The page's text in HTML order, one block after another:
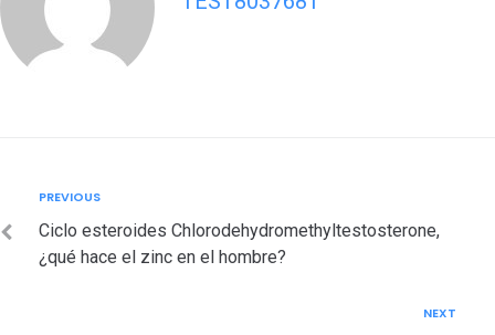
navigation
Previous
PREVIOUS
Ciclo esteroides Chlorodehydromethyltestosterone,
¿qué hace el zinc en el hombre?
NEXT